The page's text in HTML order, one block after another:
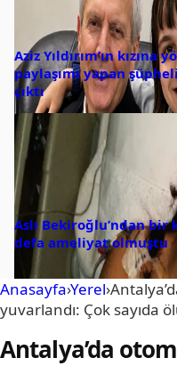
Aziz Yıldırım’ın
paylaşımı yapan
çıktı
Aslı Bekiroğlu’ndan bir
defa ameliyat olmuştu
Anasayfa›Yerel›
yuvarlandı: Çok sayıda
Antalya’da